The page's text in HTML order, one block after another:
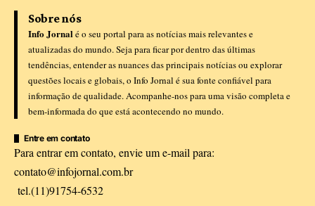
Sobre nós
Info Jornal é o seu portal para as notícias mais relevantes e
atualizadas do mundo. Seja para ficar por dentro das últimas
tendências, entender as nuances das principais notícias ou explorar
questões locais e globais, o Info Jornal é sua fonte confiável para
informação de qualidade. Acompanhe-nos para uma visão completa e
bem-informada do que está acontecendo no mundo.
Entre em contato
Para entrar em contato, envie um e-mail para:
contato@infojornal.com.br
tel.(11)91754-6532